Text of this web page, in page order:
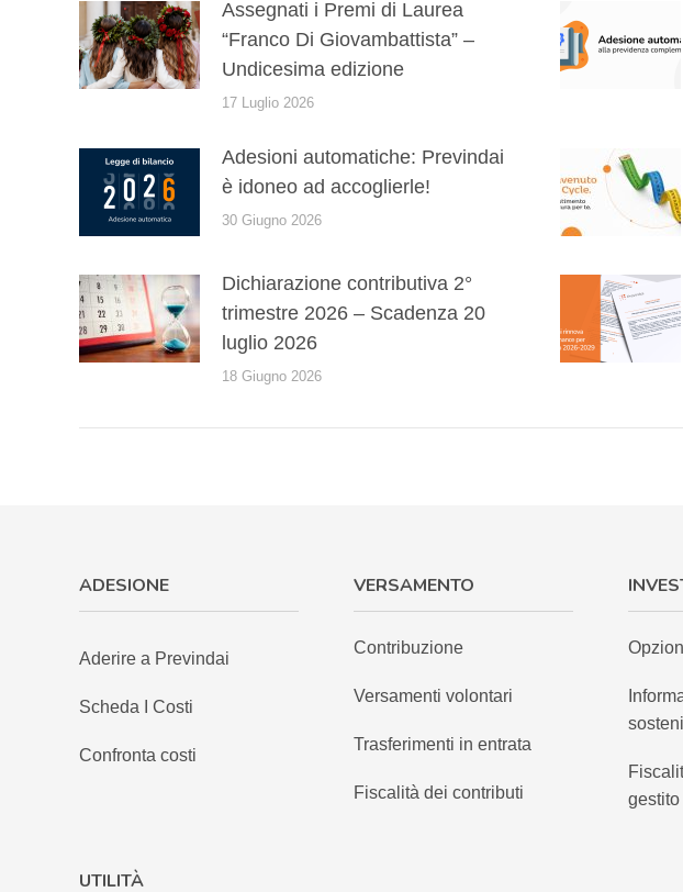
Assegnati i Premi di Laurea
“Franco Di Giovambattista” –
Undicesima edizione
17 Luglio 2026
Adesioni automatiche: Previndai
è idoneo ad accoglierle!
30 Giugno 2026
Dichiarazione contributiva 2°
trimestre 2026 – Scadenza 20
luglio 2026
18 Giugno 2026
ADESIONE
Aderire a Previndai
Scheda I Costi
Confronta costi
VERSAMENTO
Contribuzione
Versamenti volontari
Trasferimenti in entrata
Fiscalità dei contributi
gestito
UTILITÀ